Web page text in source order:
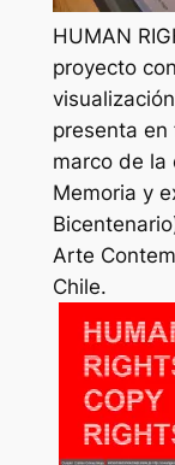
HUMAN
proyecto
presenta
marco de la
Memoria y
Arte
Chile.